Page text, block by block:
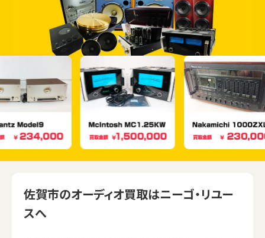
佐賀市のオーディオ買取はニーゴ・リユー
スへ